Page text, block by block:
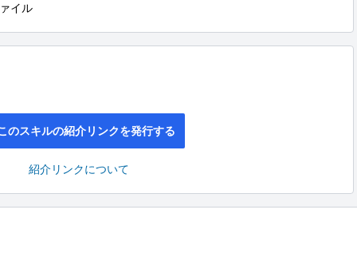
イル
のスキルの紹介リンクを発行する
紹介リンクについて